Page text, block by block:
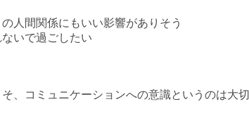
人間関係にもいい影響がありそう
いで過ごしたい
、コミュニケーションへの意識というのは大切